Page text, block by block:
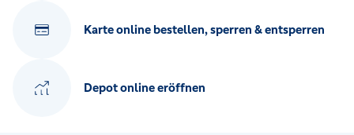
Karte online bestellen, sperren & entsperren
Depot online eröffnen